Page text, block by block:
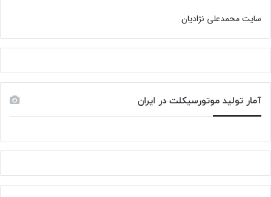
سایت محمدعلی نژادیان
آمار تولید موتورسیکلت در ایران